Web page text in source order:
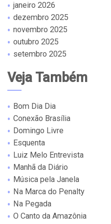
janeiro 2026
dezembro 2025
novembro 2025
outubro 2025
setembro 2025
Veja Também
Bom Dia Dia
Conexão Brasília
Domingo Livre
Esquenta
Luiz Melo Entrevista
Manhã da Diário
Música pela Janela
Na Marca do Penalty
Na Pegada
O Canto da Amazônia